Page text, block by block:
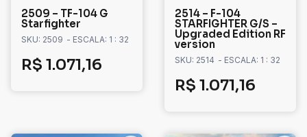
2509 – TF-104 G
Starfighter
SKU: 2509 - ESCALA: 1 : 32
R$ 1.071,16
2514 – F-104
STARFIGHTER G/S –
Upgraded Edition RF
version
SKU: 2514 - ESCALA: 1 : 32
R$ 1.071,16